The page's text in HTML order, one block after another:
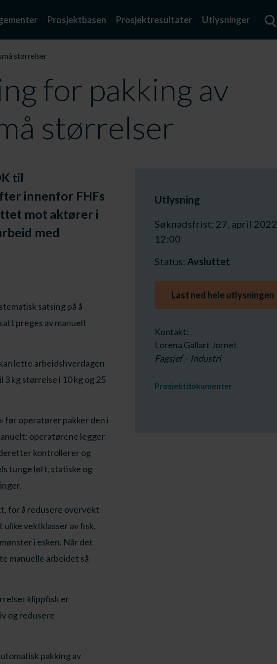
Prosjektbasen Prosjektresultater Utlysninger
størrelser
for pakking av
størrelser
til
innenfor FHFs
mot aktører i
med
satsing på å
preges av manuelt
lette arbeidshverdagen
kg størrelse i 10 kg og 25
før operatører pakker den i
operatørene legger
kontrollerer og
tunge løft, statiske og
for å redusere overvekt
vektklasser av fisk,
i esken. Når det
manuelle arbeidet så
klippfisk er
og redusere
pakking av
Utlysning
Søknadsfrist: 27. april 2022
12:00
Status: Avsluttet
Last ned hele utlysningen
Kontakt:
Lorena Gallart Jornet
Fagsjef – Industri
Prosjektdokumenter